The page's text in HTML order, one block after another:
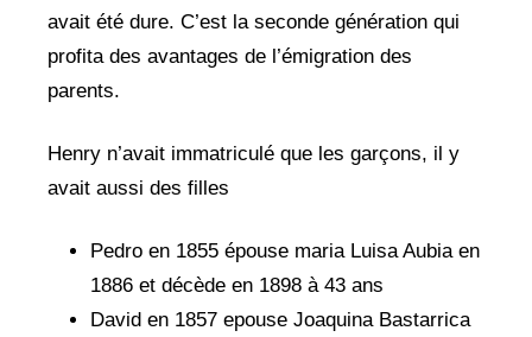
avait été dure. C’est la seconde génération qui
profita des avantages de l’émigration des
parents.
Henry n’avait immatriculé que les garçons, il y
avait aussi des filles
Pedro en 1855 épouse maria Luisa Aubia en
1886 et décède en 1898 à 43 ans
David en 1857 epouse Joaquina Bastarrica